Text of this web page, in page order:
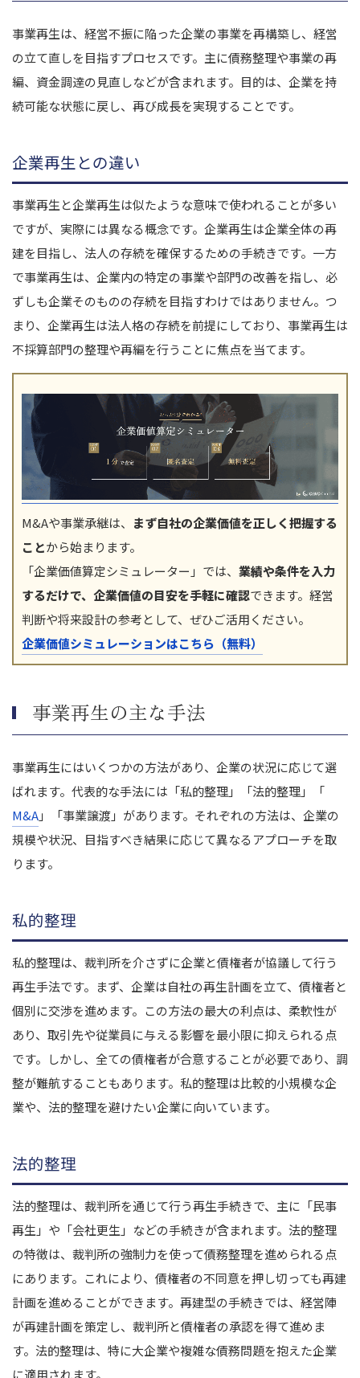
事業再生後の持続的な成長戦略を構築する
まとめ｜専門家の力を借りて効率的な事業再生を
事業再生は、経営不振に陥った企業の事業を再構築し、経営
の立て直しを目指すプロセスです。主に債務整理や事業の再
編、資金調達の見直しなどが含まれます。目的は、企業を持
続可能な状態に戻し、再び成長を実現することです。
企業再生との違い
事業再生と企業再生は似たような意味で使われることが多い
ですが、実際には異なる概念です。企業再生は企業全体の再
建を目指し、法人の存続を確保するための手続きです。一方
で事業再生は、企業内の特定の事業や部門の改善を指し、必
ずしも企業そのものの存続を目指すわけではありません。つ
まり、企業再生は法人格の存続を前提にしており、事業再生は
不採算部門の整理や再編を行うことに焦点を当てます。
M&Aや事業承継は、 まず自社の企業価値を正しく把握する
ことから始まります。
「企業価値算定シミュレーター」では、 業績や条件を入力
するだけで、企業価値の目安を手軽に確認できます。経営
判断や将来設計の参考として、ぜひご活用ください。
企業価値シミュレーションはこちら（無料）
事業再生の主な手法
事業再生にはいくつかの方法があり、企業の状況に応じて選
ばれます。代表的な手法には「私的整理」「法的整理」「
M&A」「事業譲渡」があります。それぞれの方法は、企業の
規模や状況、目指すべき結果に応じて異なるアプローチを取
ります。
私的整理
私的整理は、裁判所を介さずに企業と債権者が協議して行う
再生手法です。まず、企業は自社の再生計画を立て、債権者と
個別に交渉を進めます。この方法の最大の利点は、柔軟性が
あり、取引先や従業員に与える影響を最小限に抑えられる点
です。しかし、全ての債権者が合意することが必要であり、調
整が難航することもあります。私的整理は比較的小規模な企
業や、法的整理を避けたい企業に向いています。
法的整理
法的整理は、裁判所を通じて行う再生手続きで、主に「民事
再生」や「会社更生」などの手続きが含まれます。法的整理
の特徴は、裁判所の強制力を使って債務整理を進められる点
にあります。これにより、債権者の不同意を押し切っても再建
計画を進めることができます。再建型の手続きでは、経営陣
が再建計画を策定し、裁判所と債権者の承認を得て進めま
す。法的整理は、特に大企業や複雑な債務問題を抱えた企業
に適用されます。